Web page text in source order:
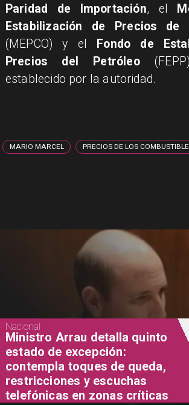
Paridad de Importación, el
Estabilización de Precios de
(MEPCO) y el
Fondo de
Precios del Petróleo
establecido por la autoridad.
MARIO MARCEL PRECIOS DE LOS
Nacional
Ministro Arrau detalla quinto
estado de excepción:
contempla toques de queda,
restricciones y escuchas
telefónicas en zonas críticas